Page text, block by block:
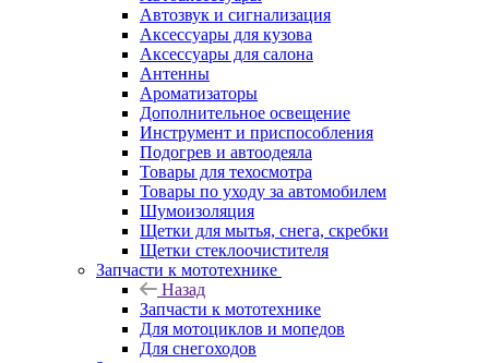
Автозвук и сигнализация
Аксессуары для кузова
Аксессуары для салона
Антенны
Ароматизаторы
Дополнительное освещение
Инструмент и приспособления
Подогрев и автоодеяла
Товары для техосмотра
Товары по уходу за автомобилем
Шумоизоляция
Щетки для мытья, снега, скребки
Щетки стеклоочистителя
Запчасти к мототехнике
Назад
Запчасти к мототехнике
Для мотоциклов и мопедов
Для снегоходов